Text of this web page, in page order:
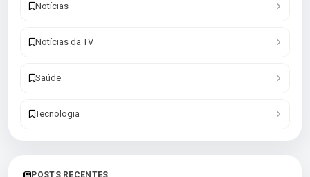
Notícias
Notícias da TV
Saúde
Tecnologia
POSTS RECENTES